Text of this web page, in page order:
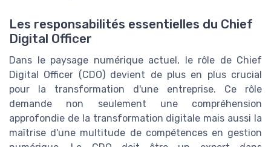
Les responsabilités essentielles du Chief
Digital Officer
Dans le paysage numérique actuel, le rôle de Chief
Digital Officer (CDO) devient de plus en plus crucial
pour la transformation d'une entreprise. Ce rôle
demande non seulement une compréhension
approfondie de la transformation digitale mais aussi la
maîtrise d'une multitude de compétences en gestion